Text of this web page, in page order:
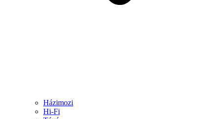
Házimozi
Hi-Fi